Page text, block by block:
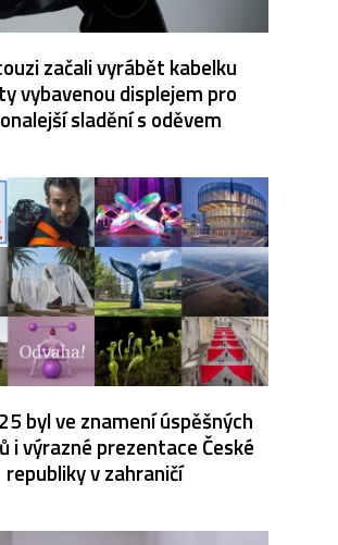
začali vyrábět kabelku
vybavenou displejem pro
sladění s oděvem
byl ve znamení úspěšných
i výrazné prezentace České
republiky v zahraničí